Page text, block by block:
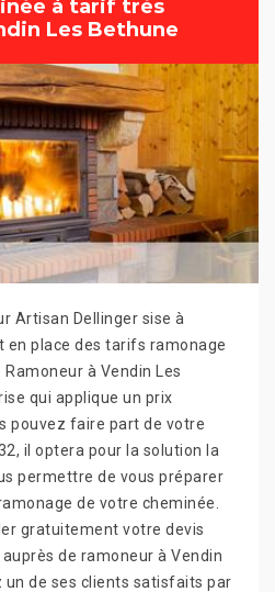
à tarif très
Les Bethune
Artisan Dellinger sise à
en place des tarifs ramonage
à Vendin Les
qui applique un prix
pouvez faire part de votre
il optera pour la solution la
permettre de vous préparer
de votre cheminée.
gratuitement votre devis
de ramoneur à Vendin
un de ses clients satisfaits par